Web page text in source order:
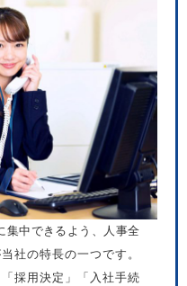
集中できるよう、人事全
社の特長の一つです。
採用決定」「入社手続